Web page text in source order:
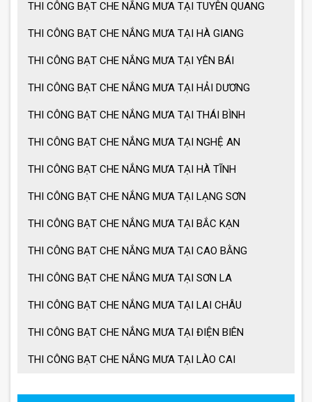
THI CÔNG BẠT CHE NẮNG MƯA TẠI TUYÊN QUANG
THI CÔNG BẠT CHE NẮNG MƯA TẠI HÀ GIANG
THI CÔNG BẠT CHE NẮNG MƯA TẠI YÊN BÁI
THI CÔNG BẠT CHE NẮNG MƯA TẠI HẢI DƯƠNG
THI CÔNG BẠT CHE NẮNG MƯA TẠI THÁI BÌNH
THI CÔNG BẠT CHE NẮNG MƯA TẠI NGHỆ AN
THI CÔNG BẠT CHE NẮNG MƯA TẠI HÀ TĨNH
THI CÔNG BẠT CHE NẮNG MƯA TẠI LẠNG SƠN
THI CÔNG BẠT CHE NẮNG MƯA TẠI BẮC KẠN
THI CÔNG BẠT CHE NẮNG MƯA TẠI CAO BẰNG
THI CÔNG BẠT CHE NẮNG MƯA TẠI SƠN LA
THI CÔNG BẠT CHE NẮNG MƯA TẠI LAI CHÂU
THI CÔNG BẠT CHE NẮNG MƯA TẠI ĐIỆN BIÊN
THI CÔNG BẠT CHE NẮNG MƯA TẠI LÀO CAI